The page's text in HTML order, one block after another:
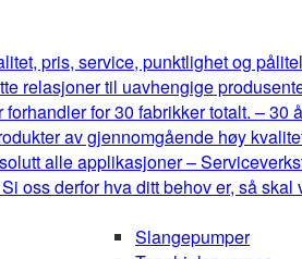
pris, service, punktlighet og
relasjoner til uavhengige
for 30 fabrikker totalt. –
av gjennomgående høy
alle applikasjoner –
oss derfor hva ditt behov er, så
Slangepumper